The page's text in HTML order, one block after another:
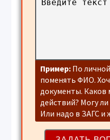
Пример: По
поменять ФИО.
документы. Каков
действий? Могу
Или надо в ЗАГС и